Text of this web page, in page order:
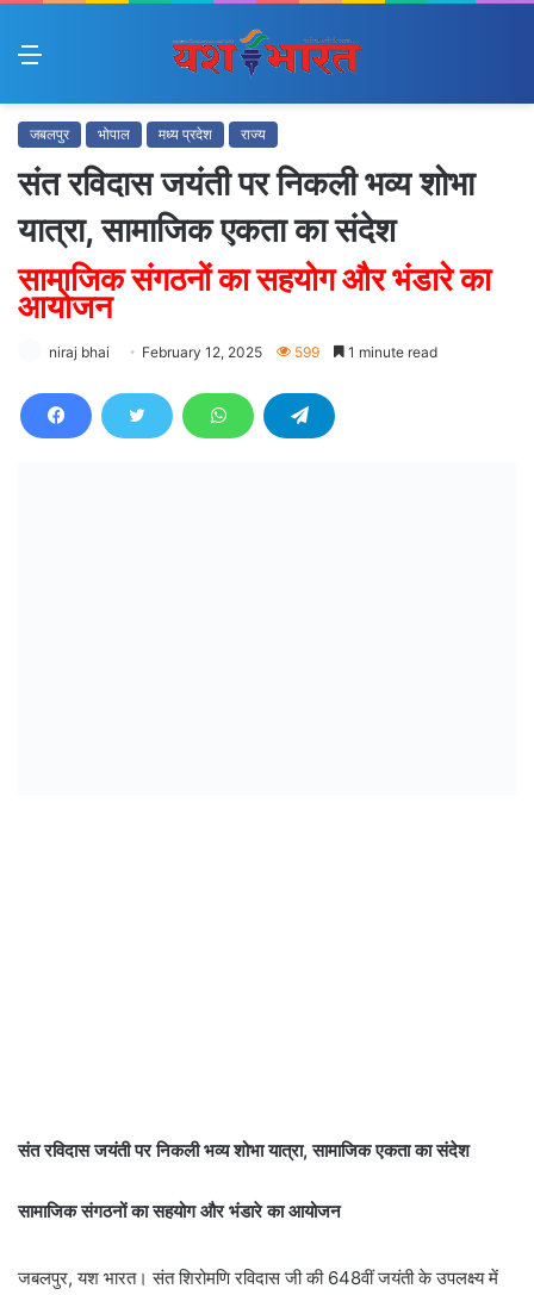
Menu
जबलपुर भोपाल मध्य प्रदेश राज्य
संत रविदास जयंती पर निकली भव्य शोभा
यात्रा, सामाजिक एकता का संदेश
सामाजिक संगठनों का सहयोग और भंडारे का
आयोजन
niraj bhai February 12, 2025 599 1 minute read
संत रविदास जयंती पर निकली भव्य शोभा यात्रा, सामाजिक एकता का संदेश
सामाजिक संगठनों का सहयोग और भंडारे का आयोजन
जबलपुर, यश भारत। संत शिरोमणि रविदास जी की 648वीं जयंती के उपलक्ष्य में